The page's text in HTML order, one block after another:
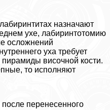
назначают
ухе, лабиринтотомию
осложнений
уха требует
височной кости.
то исполняют
перенесенного